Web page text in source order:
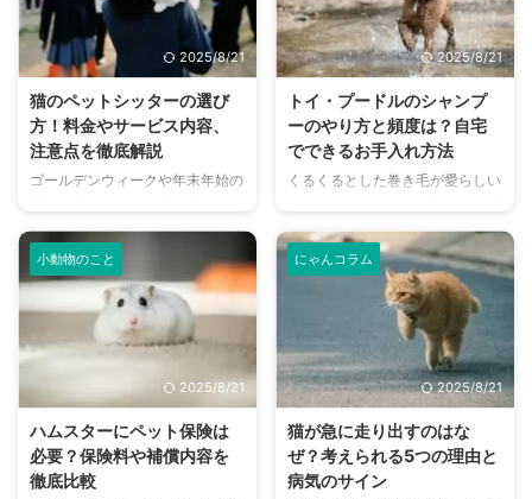
異なる魅力を持っています。 こ
の記事では、スタンダードなチン
チラから、人気の高い種類、そし
れぞれの特徴や性格、飼育のポイ
ントを詳しくご紹介します。 こ
れからチンチラを家族として迎え
入れたいと考えている方はもちろ
も、愛チンチラの新しい一面を発
...
を犬に与える際には注意が必要で
す。場合によっては、下痢や嘔吐
といった体調不良を引き起こす可
は、犬が牛乳を飲んでお腹を壊し
てしまう原因から、安全な与え
方、牛乳の代わりになる飲み物、
そして犬の成長段階に合わせた選
網羅的に解説します。 この記事
を ...
2025/8/21
猫のペットシッターの選び
方！料金やサービス内容、
注意点を徹底解説
ゴールデンウィークや年末年始の
る時、大切な愛猫をどうするか悩
む飼い主さんは多いのではないで
しょうか。 猫は環境の変化に敏
感なため、ペットホテルに預ける
よりも、住み慣れた家で過ごせる
ペットシッターの利用を検討する
「どんなサービスがあるの？」
る？」と不安に思う方もいるでし
ょう。この記事では、猫のペット
シッターの選び方から、依頼する
2025/8/21
トイ・プードルのシャンプ
ーのやり方と頻度は？自宅
でできるお手入れ方法
くるくるとした巻き毛が愛らしい
を保つには、日々のブラッシング
と定期的なシャンプーが欠かせま
せん。 しかし、「トイ・プード
ルのシャンプーってどのくらいの
頻度でやればいいの？」「自宅で
洗うのは難しそう…」と感じてい
る飼い主さんも多いのではないで
しょうか。 この記事では、ト
て、プロが教える正しい方法や、
自宅でできるお手入れのコツを徹
底解説します。 この記事の結論
小動物のこと
2025/8/21
ハムスターにペット保険は
必要？保険料や補償内容を
徹底比較
にゃんコラム
2025/8/21
猫が急に走り出すのはな
ぜ？考えられる5つの理由と
病気のサイン